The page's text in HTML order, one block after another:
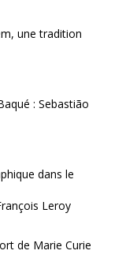
une tradition
: Sebastião
dans le
Leroy
de Marie Curie